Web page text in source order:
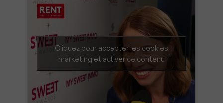
Cliquez pour accepter les cookies
marketing et activer ce contenu